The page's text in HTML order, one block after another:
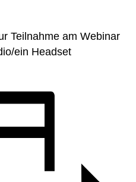
Teilnahme am Webinar
ein Headset